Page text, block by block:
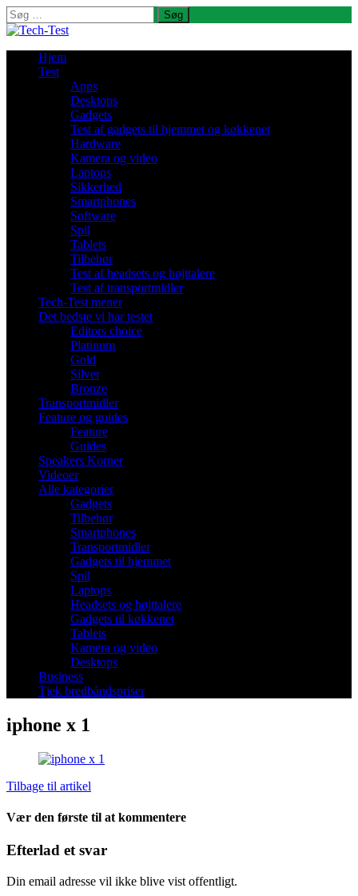
Søg
efter:
Hjem
Test
Apps
Desktops
Gadgets
Test af gadgets til hjemmet og køkkenet
Hardware
Kamera og video
Laptops
Sikkerhed
Smartphones
Software
Spil
Tablets
Tilbehør
Test af headsets og højttalere
Test af transportmidler
Tech-Test mener
Det bedste vi har testet
Editors choice
Platinum
Gold
Silver
Bronze
Transportmidler
Feature og guides
Feature
Guides
Speakers Korner
Videoer
Alle kategorier
Gadgets
Tilbehør
Smartphones
Transportmidler
Gadgets til hjemmet
Spil
Laptops
Headsets og højttalere
Gadgets til køkkenet
Tablets
Kamera og video
Desktops
Business
Tjek bredbåndspriser
iphone x 1
Tilbage til artikel
Vær den første til at kommentere
Efterlad et svar
Din email adresse vil ikke blive vist offentligt.